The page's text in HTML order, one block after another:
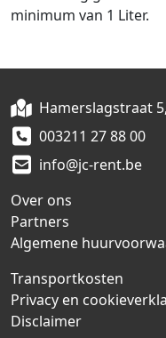
minimum van 1 Liter.
Hamerslagstraat
003211 27 88 00
info@jc-rent.be
Over ons
Partners
Algemene
Transportkosten
Privacy en
Disclaimer